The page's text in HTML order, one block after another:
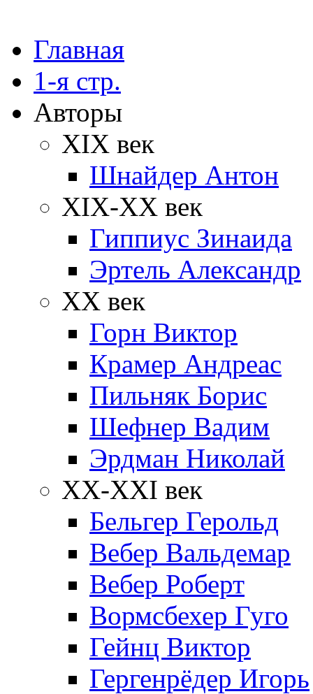
Главная
1-я стр.
Авторы
XIX век
Шнайдер Антон
XIX-XX век
Гиппиус Зинаида
Эртель Александр
XX век
Горн Виктор
Крамер Андреас
Пильняк Борис
Шефнер Вадим
Эрдман Николай
ХХ-XXI век
Бельгер Герольд
Вебер Вальдемар
Вебер Роберт
Вормсбехер Гуго
Гейнц Виктор
Гергенрёдер Игорь